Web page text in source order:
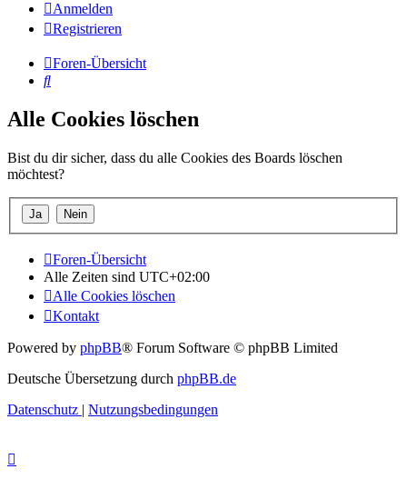
Anmelden
Registrieren
Foren-Übersicht
Suche
Alle Cookies löschen
Bist du dir sicher, dass du alle Cookies des Boards löschen
möchtest?
Foren-Übersicht
Alle Zeiten sind UTC+02:00
Alle Cookies löschen
Kontakt
Powered by phpBB® Forum Software © phpBB Limited
Deutsche Übersetzung durch phpBB.de
Datenschutz | Nutzungsbedingungen